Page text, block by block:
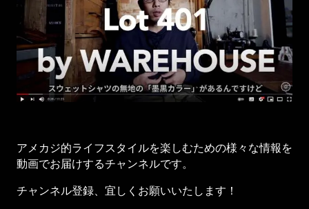
アメカジ的ライフスタイルを楽しむための様々な情報を
動画でお届けするチャンネルです。
チャンネル登録、宜しくお願いいたします！